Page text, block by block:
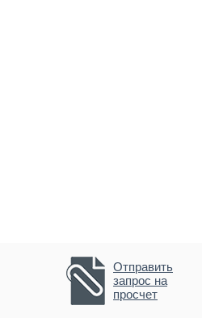
Отправить
запрос на
просчет